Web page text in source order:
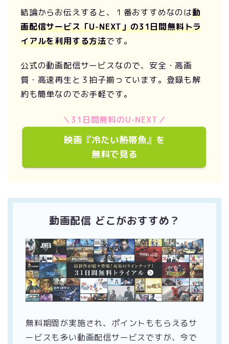
結論からお伝えすると、１番おすすめなのは動
画配信サービス「U-NEXT」の31日間無料トラ
イアルを利用する方法です。
公式の動画配信サービスなので、安全・高画
質・高速再生と３拍子揃っています。登録も解
約も簡単なのでお手軽です。
＼31日間無料のU-NEXT／
映画『冷たい熱帯魚』を
無料で見る
動画配信 どこがおすすめ？
無料期間が実施され、ポイントももらえるサ
ービスも多い動画配信サービスですが、今で